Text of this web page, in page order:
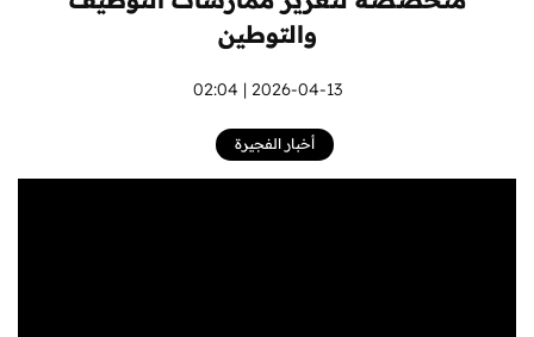
راس الخيمة 34 o
والتوطين
2026-04-13 | 02:04
أخبار الفجيرة